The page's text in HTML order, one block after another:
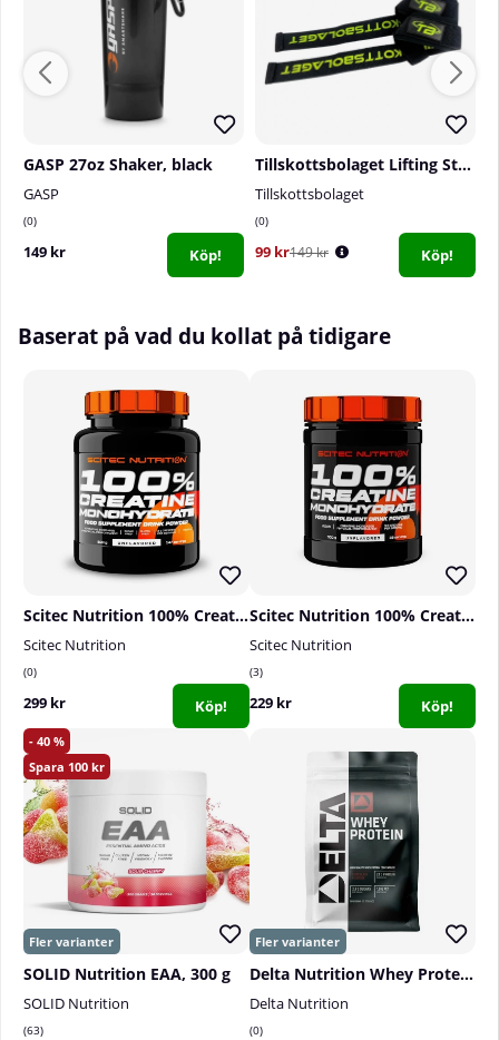
GASP 27oz Shaker, black
GASP
0
149 kr Köp!
Tillskottsbolaget Lifting Straps
Tillskottsbolaget
0
99 kr149 kr Köp!
Baserat på vad du kollat på tidigare
Scitec Nutrition 100% Creatine Monohydrate, 500 g
Scitec Nutrition
0
299 kr Köp!
Scitec Nutrition 100% Creatine Monohydrate, 300 g
Scitec Nutrition
3
229 kr Köp!
40
100
SOLID Nutrition EAA, 300 g
SOLID Nutrition
63
Delta Nutrition Whey Protein, 900 g
Delta Nutrition
0